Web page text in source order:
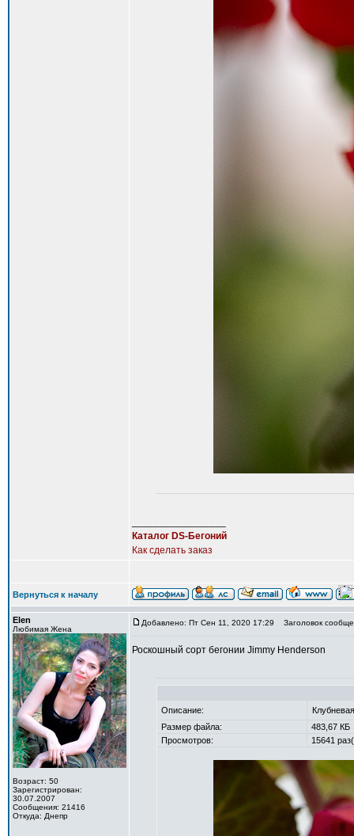
Каталог DS-Бегоний
Как сделать заказ
Вернуться к началу
Elen
Любимая Жена
Возраст: 50
Зарегистрирован:
30.07.2007
Сообщения: 21416
Откуда: Днепр
Добавлено: Пт Сен 11, 2020 17:29 Заголовок
Роскошный сорт бегонии Jimmy Henderson
Описание:
Размер файла:
483,67 КБ
Просмотров:
15641